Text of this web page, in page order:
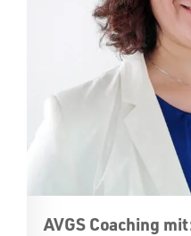
AVGS Coaching